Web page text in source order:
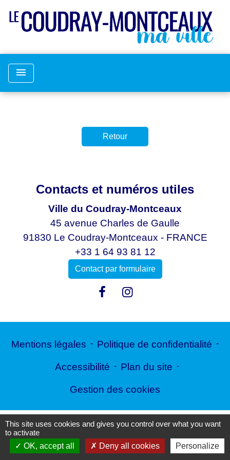
menu
Retour
Contacts et numéros utiles
Ville du Coudray-Montceaux
45 avenue Charles de Gaulle
91830 Le Coudray-Montceaux - FRANCE
+33 1 64 93 81 12
Contact par formulaire
Mentions légales - Politique de confidentialité -
Accessibilité - Plan du site -
Gestion des cookies
Site créé en partenariat avec Réseau des Communes
This site uses cookies and gives you control over what you want
to activate
OK, accept all
Deny all cookies Personalize